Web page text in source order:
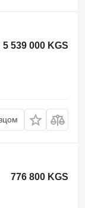
5 539 000 KGS
776 800 KGS